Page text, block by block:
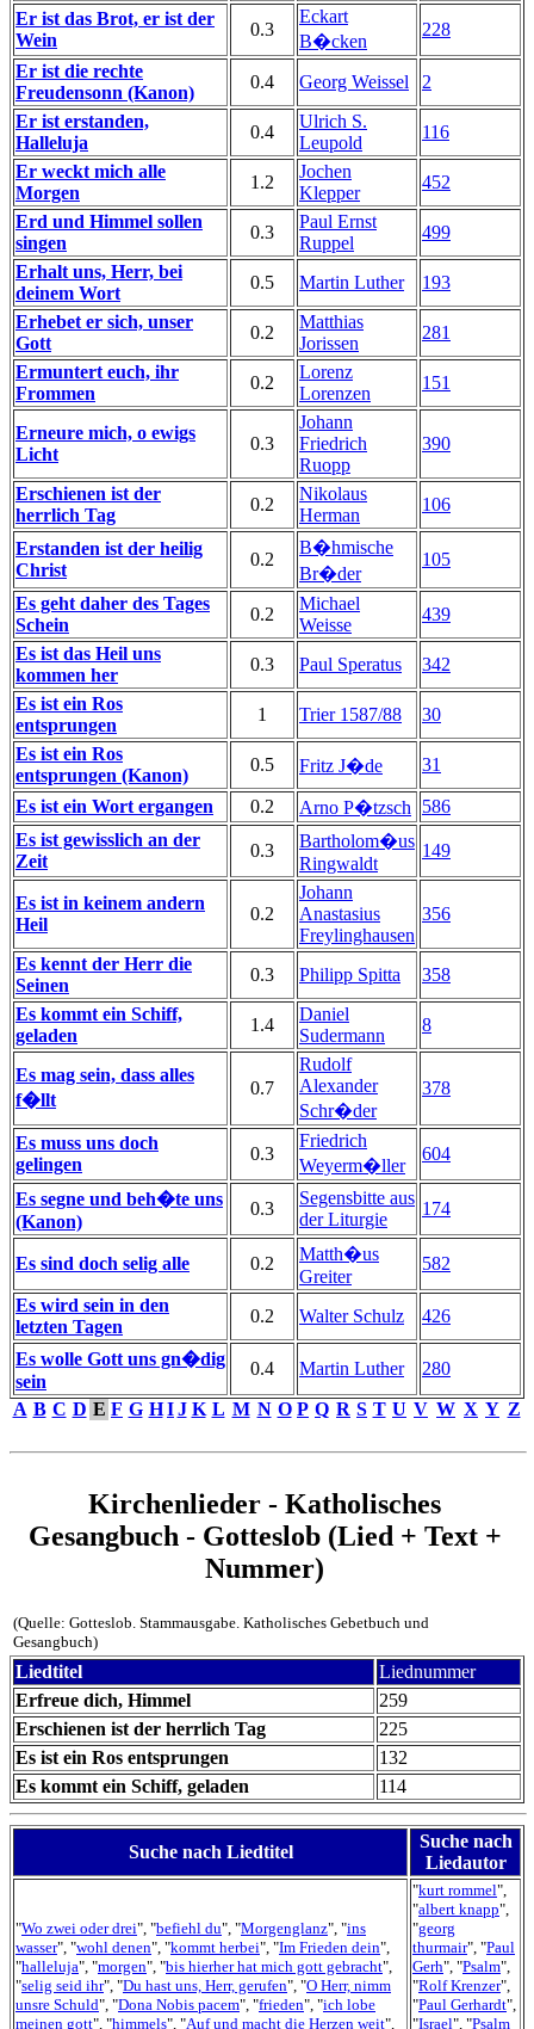
Er ist das Brot, er ist der
Wein
0.3
Eckart
B�cken
228
Er ist die rechte
Freudensonn (Kanon)
0.4 Georg Weissel
2
Er ist erstanden,
Halleluja
0.4
Ulrich S.
Leupold
116
Er weckt mich alle
Morgen
1.2
Jochen
Klepper
452
Erd und Himmel sollen
singen
0.3
Paul Ernst
Ruppel
499
Erhalt uns, Herr, bei
deinem Wort
0.5 Martin Luther
193
Erhebet er sich, unser
Gott
0.2
Matthias
Jorissen
281
Ermuntert euch, ihr
Frommen
0.2
Lorenz
Lorenzen
151
Erneure mich, o ewigs
Licht
0.3
Johann
Friedrich
Ruopp
390
Erschienen ist der
herrlich Tag
0.2
Nikolaus
Herman
106
Erstanden ist der heilig
Christ
0.2
B�hmische
Br�der
105
Es geht daher des Tages
Schein
0.2
Michael
Weisse
439
Es ist das Heil uns
kommen her
0.3 Paul Speratus
342
Es ist ein Ros
entsprungen
1 Trier 1587/88
30
Es ist ein Ros
entsprungen (Kanon)
0.5 Fritz J�de 31
Es ist ein Wort ergangen 0.2 Arno P�tzsch 586
Es ist gewisslich an der
Zeit
0.3
Bartholom�us
Ringwaldt
149
Es ist in keinem andern
Heil
0.2
Johann
Anastasius
Freylinghausen
356
Es kennt der Herr die
Seinen
0.3 Philipp Spitta
358
Es kommt ein Schiff,
geladen
1.4
Daniel
Sudermann
8
Es mag sein, dass alles
f�llt
0.7
Rudolf
Alexander
Schr�der
378
Es muss uns doch
gelingen
0.3
Friedrich
Weyerm�ller
604
Es segne und beh�te uns
(Kanon)
0.3
Segensbitte aus
der Liturgie
174
Es sind doch selig alle 0.2
Matth�us
Greiter
582
Es wird sein in den
letzten Tagen
0.2 Walter Schulz 426
Es wolle Gott uns gn�dig
sein
0.4 Martin Luther
280
A B C D E F G H IJ K L M N O P Q R S T U V W X Y Z
Kirchenlieder - Katholisches
Gesangbuch - Gotteslob (Lied + Text +
Nummer)
(Quelle: Gotteslob. Stammausgabe. Katholisches Gebetbuch und
Gesangbuch)
Liedtitel
Liednummer
Erfreue dich, Himmel
259
Erschienen ist der herrlich Tag
225
Es ist ein Ros entsprungen
132
Es kommt ein Schiff, geladen
114
Suche nach Liedtitel
Suche nach
Liedautor
"Wo zwei oder drei", "befiehl du", "Morgenglanz", "ins
wasser", "wohl denen", "kommt herbei", "Im Frieden dein",
"halleluja", "morgen", "bis hierher hat mich gott gebracht",
"selig seid ihr", "Du hast uns, Herr, gerufen", "O Herr, nimm
unsre Schuld", "Dona Nobis pacem", "frieden", "ich lobe
meinen gott", "himmels", "Auf und macht die Herzen weit",
"kurt rommel",
"albert knapp",
"georg
thurmair", "Paul
Gerh", "Psalm",
"Rolf Krenzer",
"Paul Gerhardt",
"Israel", "Psalm